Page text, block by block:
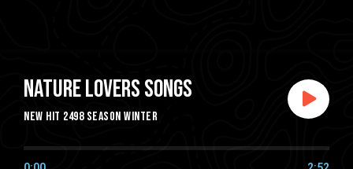
Nature lovers songs
new hit 2498 season winter